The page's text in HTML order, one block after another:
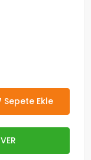
Sepete Ekle